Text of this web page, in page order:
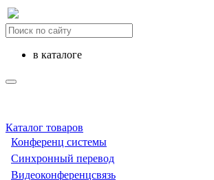
в каталоге
Каталог товаров
Конференц системы
Синхронный перевод
Видеоконференцсвязь